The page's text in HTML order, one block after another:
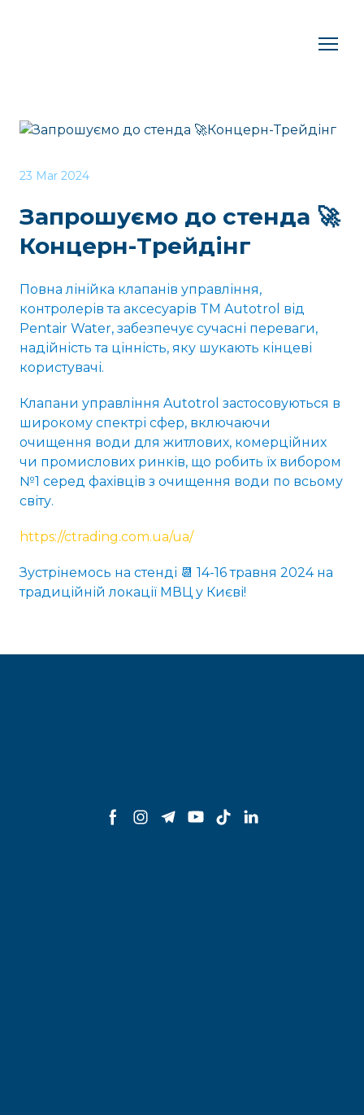
23 Mar 2024
Запрошуємо до стенда 🚀
Концерн-Трейдінг
Повна лінійка клапанів управління,
контролерів та аксесуарів TM Autotrol від
Pentair Water, забезпечує сучасні переваги,
надійність та цінність, яку шукають кінцеві
користувачі.
Клапани управління Autotrol застосовуються в
широкому спектрі сфер, включаючи
очищення води для житлових, комерційних
чи промислових ринків, що робить їх вибором
№1 серед фахівців з очищення води по всьому
світу.
https://ctrading.com.ua/ua/
Зустрінемось на стенді 📆 14-16 травня 2024 на
традиційній локації МВЦ у Києві!